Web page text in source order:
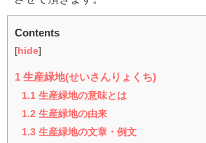
Contents
[ hide]
1 生産緑地(せいさんりょくち)
1.1 生産緑地の意味とは
1.2 生産緑地の由来
1.3 生産緑地の文章・例文